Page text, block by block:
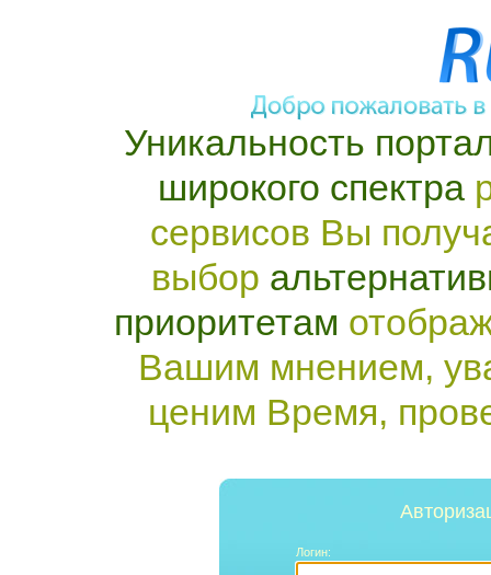
Уникальность
широкого спектра
сервисов Вы
выбор
приоритетам
Вашим мнением,
ценим Время,
Логин: